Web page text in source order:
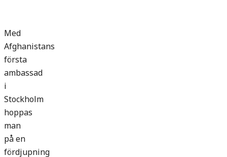
Med
Afghanistans
första
ambassad
i
Stockholm
hoppas
man
på en
fördjupning